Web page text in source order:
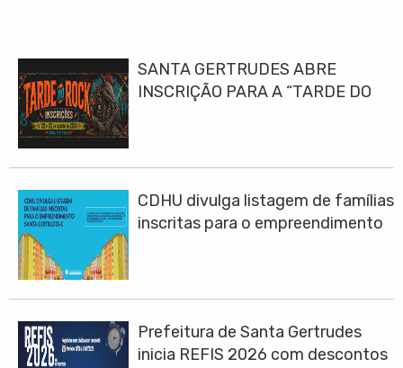
SANTA GERTRUDES ABRE
INSCRIÇÃO PARA A “TARDE DO
CDHU divulga listagem de famílias
inscritas para o empreendimento
Prefeitura de Santa Gertrudes
inicia REFIS 2026 com descontos